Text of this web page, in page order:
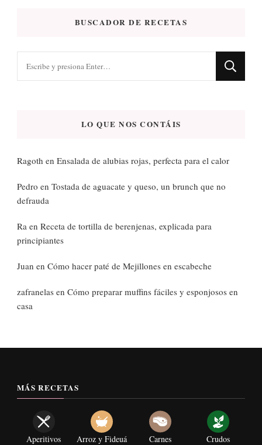
BUSCADOR DE RECETAS
LO QUE NOS CONTÁIS
Ragoth en Ensalada de alubias rojas, perfecta para el calor
Pedro en Tostada de aguacate y queso, un brunch que no
defrauda
Ra en Receta de tortilla de berenjenas, explicada para
principiantes
Juan en Cómo hacer paté de Mejillones en escabeche
zafranelas en Cómo preparar muffins fáciles y esponjosos en
casa
MÁS RECETAS
Aperitivos Arroz y Fideuá Carnes Crudos